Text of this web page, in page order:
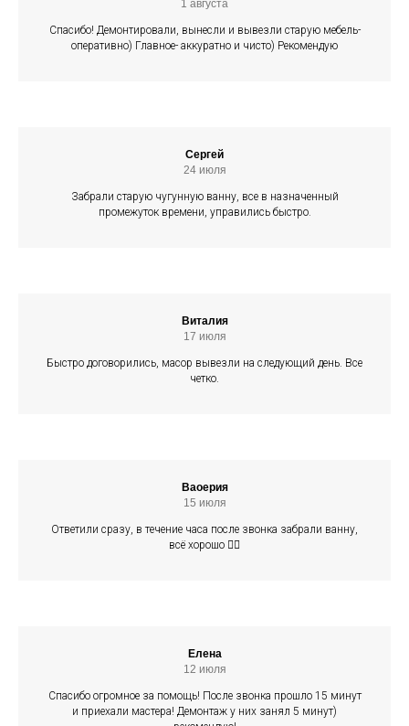
1 августа
Спасибо! Демонтировали, вынесли и вывезли старую мебель-
оперативно) Главное- аккуратно и чисто) Рекомендую
Сергей
24 июля
Забрали старую чугунную ванну, все в назначенный
промежуток времени, управились быстро.
Виталия
17 июля
Быстро договорились, масор вывезли на следующий день. Все
четко.
Ваоерия
15 июля
Ответили сразу, в течение часа после звонка забрали ванну,
всё хорошо 👍🏻
Елена
12 июля
Спасибо огромное за помощь! После звонка прошло 15 минут
и приехали мастера! Демонтаж у них занял 5 минут)